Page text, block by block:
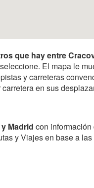
que hay entre
El mapa le
y carreteras
en sus
Madrid con
y Viajes en base a